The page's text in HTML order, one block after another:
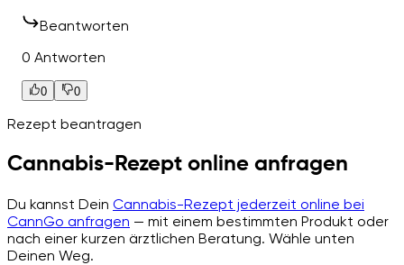
Beantworten
0 Antworten
0 0
Rezept beantragen
Cannabis-Rezept online anfragen
Du kannst Dein Cannabis-Rezept jederzeit online bei
CannGo anfragen — mit einem bestimmten Produkt oder
nach einer kurzen ärztlichen Beratung. Wähle unten
Deinen Weg.